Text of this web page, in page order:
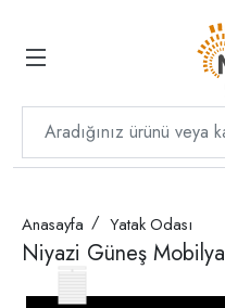
Anasayfa Yatak Odası
Niyazi Güneş Mobilya